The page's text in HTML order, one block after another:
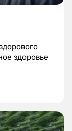
здоровье